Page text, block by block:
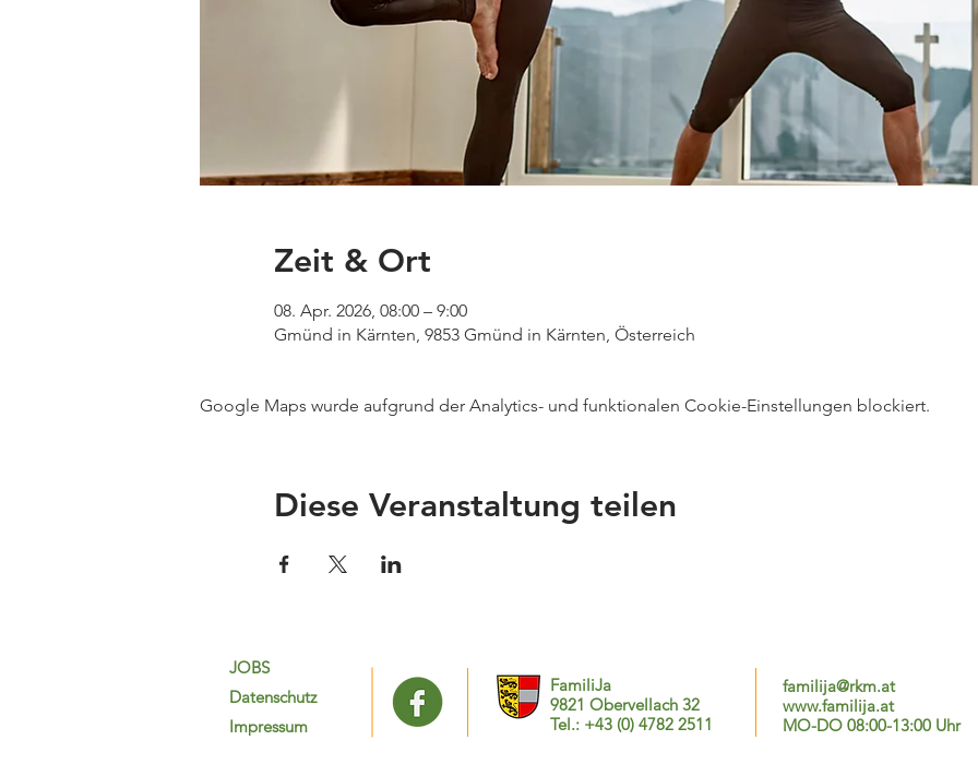
Zeit & Ort
08. Apr. 2026, 08:00 – 9:00
Gmünd in Kärnten, 9853 Gmünd in Kärnten, Österreich
Google Maps wurde aufgrund der Analytics- und funktionalen Cookie-Einstellungen blockiert.
Diese Veranstaltung teilen
JOBS
Datenschutz
Impressum
FamiliJa
9821 Obervellach 32
Tel.: +43 (0) 4782 2511
familija@rkm.at
www.familija.at
MO-DO 08:00-13:00 Uhr